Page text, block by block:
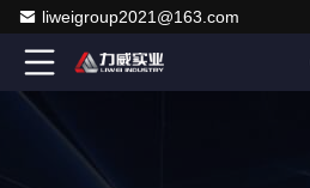
liweigroup2021@163.com